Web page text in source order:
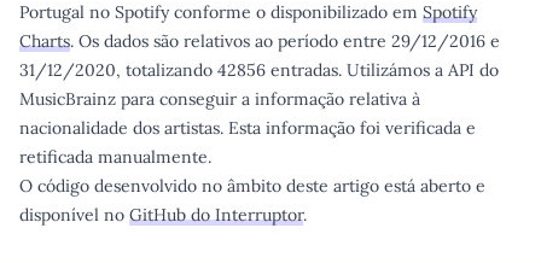
Portugal no Spotify conforme o disponibilizado em Spotify
Charts. Os dados são relativos ao período entre 29/12/2016 e
31/12/2020, totalizando 42856 entradas. Utilizámos a API do
MusicBrainz para conseguir a informação relativa à
nacionalidade dos artistas. Esta informação foi verificada e
retificada manualmente.
O código desenvolvido no âmbito deste artigo está aberto e
disponível no GitHub do Interruptor.